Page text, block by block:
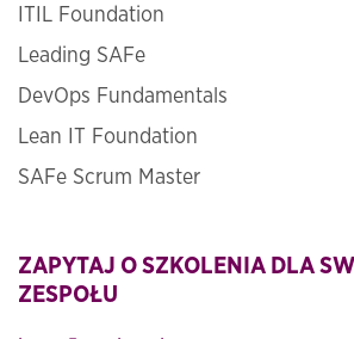
ITIL Foundation
Leading SAFe
DevOps Fundamentals
Lean IT Foundation
SAFe Scrum Master
ZAPYTAJ O SZKOLENIA DLA
ZESPOŁU